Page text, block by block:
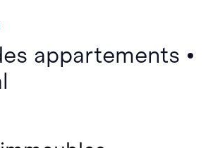
appartements •